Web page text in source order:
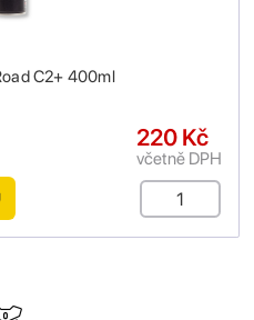
C2+ 400ml
220 Kč
včetně DPH